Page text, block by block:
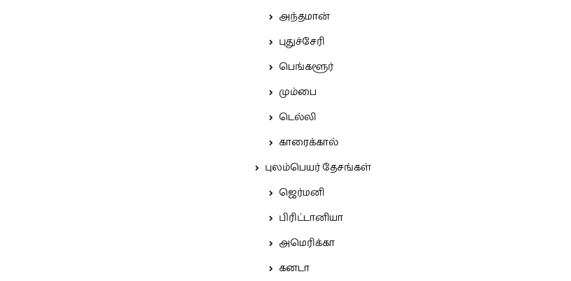
அந்தமான்
புதுச்சேரி
பெங்களூர்
மும்பை
டெல்லி
காரைக்கால்
புலம்பெயர் தேசங்கள்
ஜெர்மனி
பிரிட்டானியா
அமெரிக்கா
கனடா